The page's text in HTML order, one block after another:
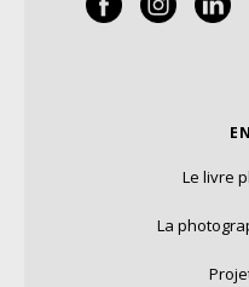
Le livre
La